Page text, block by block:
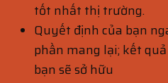
tốt nhất thị trường.
Quyết định của bạn
phần mang lại; kết
bạn sẽ sở hữu